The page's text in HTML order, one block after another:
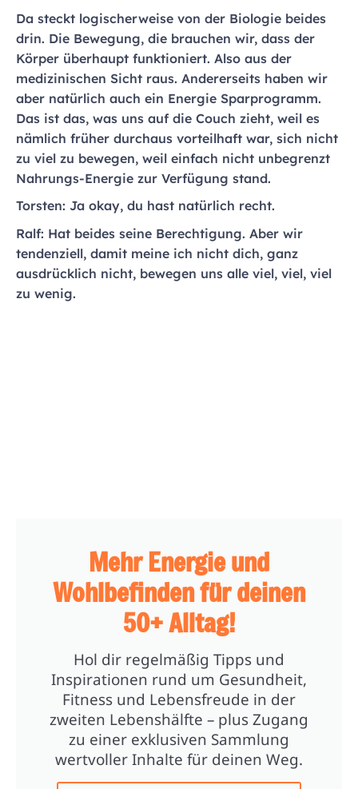
Da steckt logischerweise von der Biologie beides
drin. Die Bewegung, die brauchen wir, dass der
Körper überhaupt funktioniert. Also aus der
medizinischen Sicht raus. Andererseits haben wir
aber natürlich auch ein Energie Sparprogramm.
Das ist das, was uns auf die Couch zieht, weil es
nämlich früher durchaus vorteilhaft war, sich nicht
zu viel zu bewegen, weil einfach nicht unbegrenzt
Nahrungs-Energie zur Verfügung stand.
Torsten: Ja okay, du hast natürlich recht.
Ralf: Hat beides seine Berechtigung. Aber wir
tendenziell, damit meine ich nicht dich, ganz
ausdrücklich nicht, bewegen uns alle viel, viel, viel
zu wenig.
Mehr Energie und
Wohlbefinden für deinen
50+ Alltag!
Hol dir regelmäßig Tipps und
Inspirationen rund um Gesundheit,
Fitness und Lebensfreude in der
zweiten Lebenshälfte – plus Zugang
zu einer exklusiven Sammlung
wertvoller Inhalte für deinen Weg.